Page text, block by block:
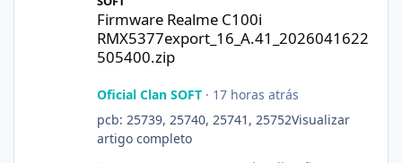
Firmware Realme C100i
RMX5377export_16_A.41_2026041622
505400.zip
Oficial Clan SOFT· 17 horas atrás
pcb: 25739, 25740, 25741, 25752Visualizar
artigo completo